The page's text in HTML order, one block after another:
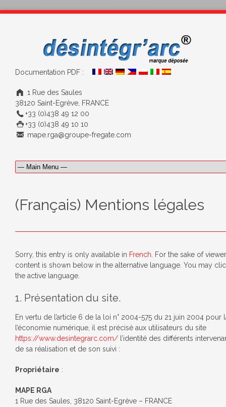
Documentation PDF :
1 Rue des Saules
38120 Saint-Egrève, FRANCE
+33 (0)438 49 12 00
+33 (0)438 49 10 10
mape.rga@groupe-fregate.com
(Français) Mentions légales
Sorry, this entry is only available in French . For the sake of
content is shown below in the alternative language. You may
the active language.
1. Présentation du site.
En vertu de l’article 6 de la loi n° 2004-575 du 21 juin 2004 pour
l’économie numérique, il est précisé aux utilisateurs du site
https://www.desintegrarc.com/ l’identité des différents
de sa réalisation et de son suivi :
Propriétaire :
MAPE RGA
1 Rue des Saules, 38120 Saint-Egrève – FRANCE